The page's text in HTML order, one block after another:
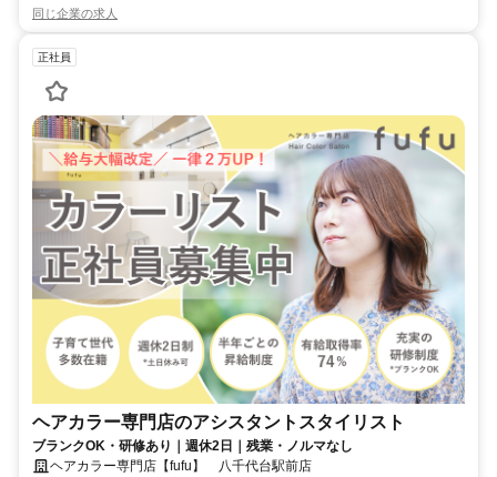
同じ企業の求人
正社員
ヘアカラー専門店のアシスタントスタイリスト
ブランクOK・研修あり｜週休2日｜残業・ノルマなし
ヘアカラー専門店【fufu】 八千代台駅前店